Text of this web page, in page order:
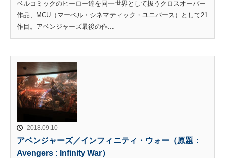
ベルコミックのヒーロー達を同一世界として扱うクロスオーバー
作品、MCU（マーベル・シネマティック・ユニバース）として21
作目。アベンジャーズ最後の作...
2018.09.10
アベンジャーズ／インフィニティ・ウォー（原題：
Avengers : Infinity War）